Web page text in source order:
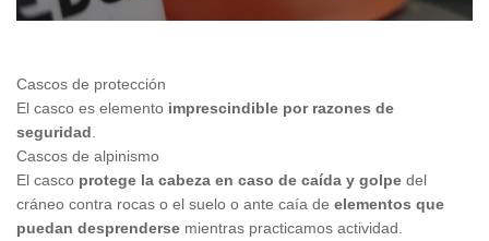
Cascos de protección
El casco es elemento imprescindible por razones de
seguridad
Cascos de alpinismo
El casco protege la cabeza en caso de caída y golpe del
cráneo contra rocas o el suelo o ante caía de elementos que
puedan desprenderse mientras practicamos actividad.